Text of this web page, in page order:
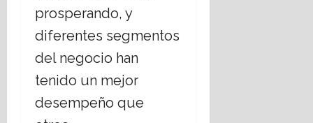
prosperando, y
diferentes segmentos
del negocio han
tenido un mejor
desempeño que